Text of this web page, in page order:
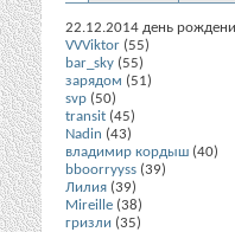
22.12.2014 день
VVViktor (55)
bar_sky (55)
зарядом (51)
svp (50)
transit (45)
Nadin (43)
владимир кордыш (40)
bboorryyss (39)
Лилия (39)
Mireille (38)
гризли (35)